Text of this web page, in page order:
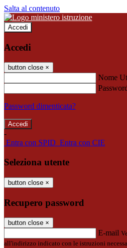
Salta al contenuto
Accedi
Accedi
button close ×
Nome
Password dimenticata?
-
Entra con SPID Entra con CIE
Seleziona utente
button close ×
Recupero password
button close ×
E-mail
all'indirizzo indicato con le istruzioni